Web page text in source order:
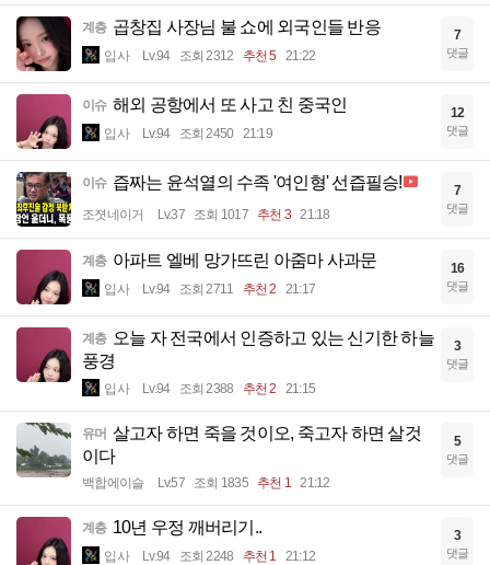
계층 곱창집 사장님 불 쇼에 외국인들 반응
입사 Lv.94 조회 2312 추천 5 21:22
7
댓글
이슈 해외 공항에서 또 사고 친 중국인
입사 Lv.94 조회 2450 21:19
12
댓글
이슈 즙짜는 윤석열의 수족 '여인형' 선즙필승!
조졋네이거 Lv.37 조회 1017 추천 3 21:18
7
댓글
계층 아파트 엘베 망가뜨린 아줌마 사과문
입사 Lv.94 조회 2711 추천 2 21:17
16
댓글
계층 오늘 자 전국에서 인증하고 있는 신기한 하늘
풍경
입사 Lv.94 조회 2388 추천 2 21:15
3
댓글
유머 살고자 하면 죽을 것이오, 죽고자 하면 살것
이다
백합에이슬 Lv.57 조회 1835 추천 1 21:12
5
댓글
계층 10년 우정 깨버리기..
입사 Lv.94 조회 2248 추천 1 21:12
3
댓글